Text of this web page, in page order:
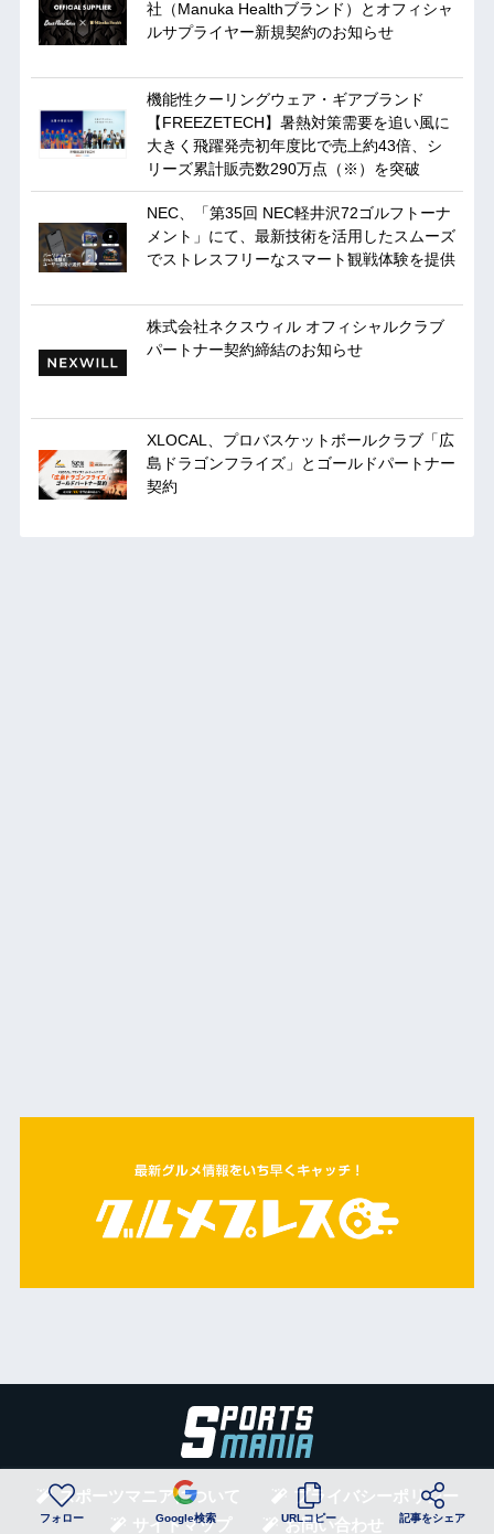
社（Manuka Healthブランド）とオフィシャ
ルサプライヤー新規契約のお知らせ
機能性クーリングウェア・ギアブランド
【FREEZETECH】暑熱対策需要を追い風に
大きく飛躍発売初年度比で売上約43倍、シ
リーズ累計販売数290万点（※）を突破
NEC、「第35回 NEC軽井沢72ゴルフトーナ
メント」にて、最新技術を活用したスムーズ
でストレスフリーなスマート観戦体験を提供
株式会社ネクスウィル オフィシャルクラブ
パートナー契約締結のお知らせ
XLOCAL、プロバスケットボールクラブ「広
島ドラゴンフライズ」とゴールドパートナー
契約
スポーツマニアについて
プライバシーポリシー
サイトマップ
お問い合わせ
フォロー Google検索 URLコピー 記事をシェア